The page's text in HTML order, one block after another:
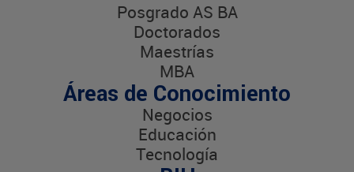
Posgrado AS BA
Doctorados
Maestrías
MBA
Áreas de Conocimiento
Negocios
Educación
Tecnología